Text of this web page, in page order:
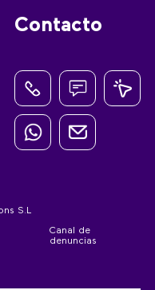
Contacto
S.L
Canal de
denuncias